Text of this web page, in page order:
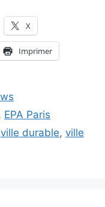
X
Imprimer
EPA Paris
ville durable, ville